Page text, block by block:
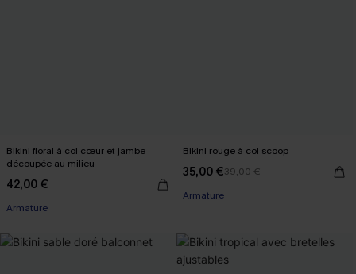
Bikini floral à col cœur et jambe
découpée au milieu
42,00 €
Armature
Bikini rouge à col scoop
35,00 €39,00 €
Armature